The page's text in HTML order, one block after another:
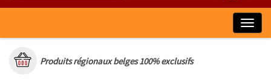
Produits régionaux belges 100% exclusifs